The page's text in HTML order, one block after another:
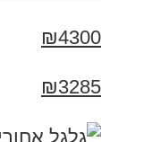
₪4300
₪3285